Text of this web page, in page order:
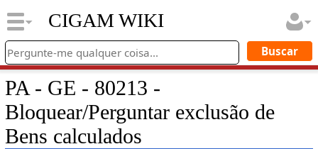
CIGAM WIKI
PA - GE - 80213 -
Bloquear/Perguntar exclusão de
Bens calculados